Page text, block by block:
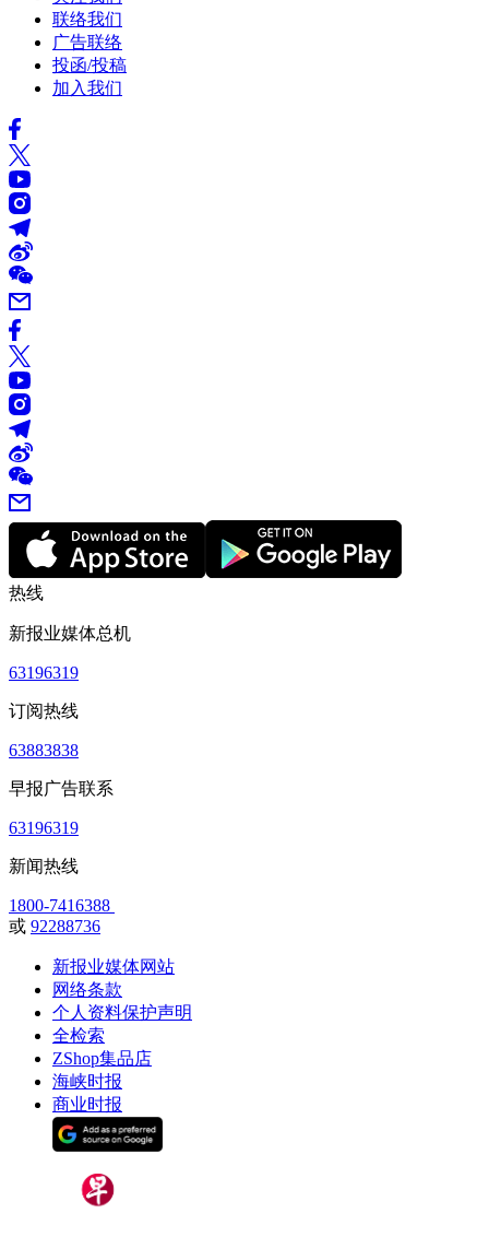
联络我们
广告联络
投函/投稿
加入我们
热线
新报业媒体总机
63196319
订阅热线
63883838
早报广告联系
63196319
新闻热线
1800-7416388
或 92288736
新报业媒体网站
网络条款
个人资料保护声明
全检索
ZShop集品店
海峡时报
商业时报